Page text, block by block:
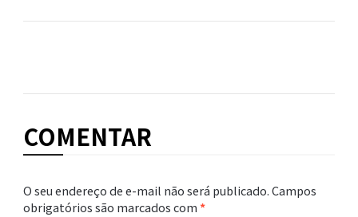
COMENTAR
O seu endereço de e-mail não será publicado.Campos
obrigatórios são marcados com*